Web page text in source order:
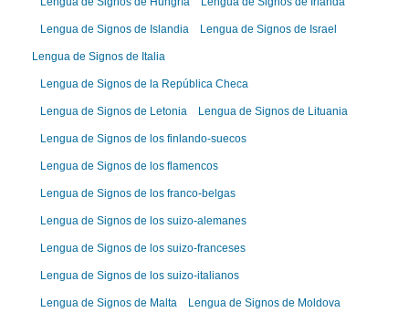
Lengua de Signos de Islandia Lengua de Signos de Israel
Lengua de Signos de Italia
Lengua de Signos de la República Checa
Lengua de Signos de Letonia Lengua de Signos de Lituania
Lengua de Signos de los finlando-suecos
Lengua de Signos de los flamencos
Lengua de Signos de los franco-belgas
Lengua de Signos de los suizo-alemanes
Lengua de Signos de los suizo-franceses
Lengua de Signos de los suizo-italianos
Lengua de Signos de Malta Lengua de Signos de Moldova